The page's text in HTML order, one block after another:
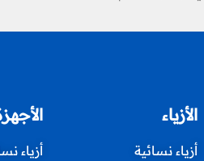
الأزياء
أزياء نسائية
أزياء